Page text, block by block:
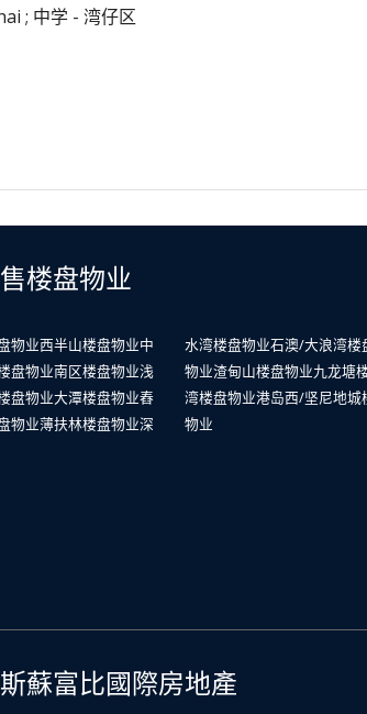
; 中学 - 湾仔区
楼盘物业
物业西半山楼盘物业中
盘物业南区楼盘物业浅
盘物业大潭楼盘物业舂
物业薄扶林楼盘物业深
水湾楼盘物业石澳/大浪湾楼
物业渣甸山楼盘物业九龙塘
湾楼盘物业港岛西/坚尼地城
物业
蘇富比國際房地產